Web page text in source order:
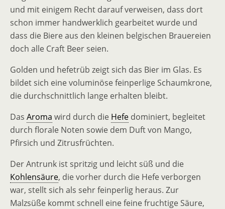
und mit einigem Recht darauf verweisen, dass dort
schon immer handwerklich gearbeitet wurde und
dass die Biere aus den kleinen belgischen Brauereien
doch alle Craft Beer seien.
Golden und hefetrüb zeigt sich das Bier im Glas. Es
bildet sich eine voluminöse feinperlige Schaumkrone,
die durchschnittlich lange erhalten bleibt.
Das Aroma wird durch die Hefe dominiert, begleitet
durch florale Noten sowie dem Duft von Mango,
Pfirsich und Zitrusfrüchten.
Der Antrunk ist spritzig und leicht süß und die
Kohlensäure, die vorher durch die Hefe verborgen
war, stellt sich als sehr feinperlig heraus. Zur
Malzsüße kommt schnell eine feine fruchtige Säure,